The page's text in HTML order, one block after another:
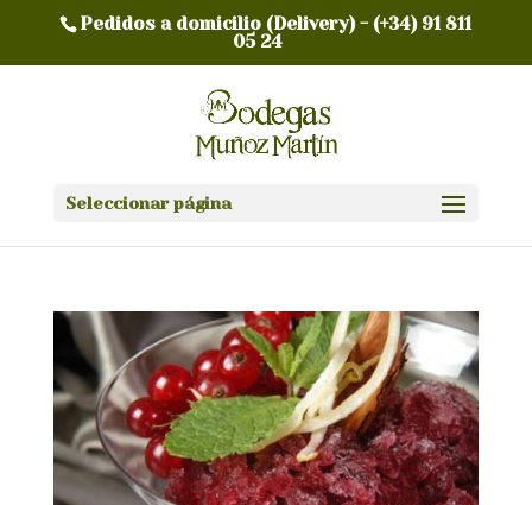
Pedidos a domicilio (Delivery) - (+34) 91 811
05 24
Seleccionar página